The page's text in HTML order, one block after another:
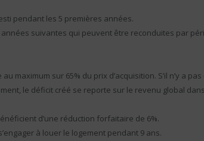
pendant les 5 premières années.
années suivantes qui peuvent être reconduites par
maximum sur 65% du prix d’acquisition. S’il n’y a
le déficit créé se reporte sur le revenu global
d’une réduction forfaitaire de 6%.
à louer le logement pendant 9 ans.